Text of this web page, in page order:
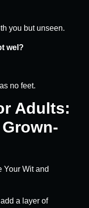
you but unseen.
wel?
no feet.
Adults:
a layer of